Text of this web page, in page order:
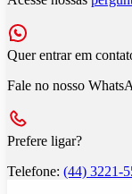
Quer entrar em
Fale no nosso
Prefere ligar?
Telefone: (44) 3221-